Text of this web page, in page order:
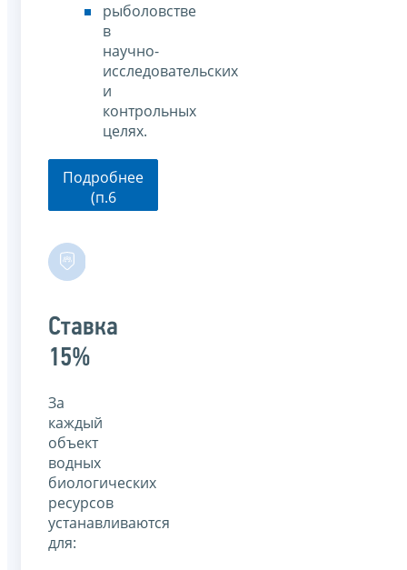
рыболовстве
в
научно-
исследовательских
и
контрольных
целях.
Подробнее
(п.6
ст.333.3 НК
Ставка
15%
За
каждый
объект
водных
биологических
ресурсов
устанавливаются
для: